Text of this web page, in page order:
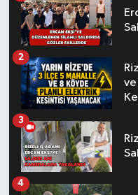
ve
2
3
4